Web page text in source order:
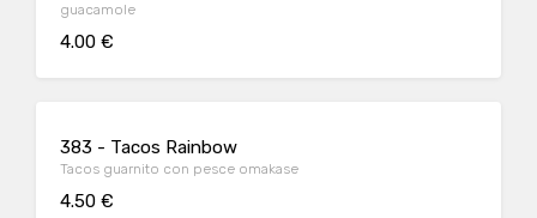
guacamole
4.00 €
383 - Tacos Rainbow
Tacos guarnito con pesce omakase
4.50 €